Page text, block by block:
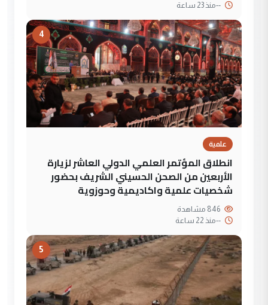
--منذ 23 ساعة
4
علمية
انطلاق المؤتمر العلمي الدولي العاشر لزيارة
الأربعين من الصحن الحسيني الشريف بحضور
شخصيات علمية واكاديمية وحوزوية
--منذ 22 ساعة
5